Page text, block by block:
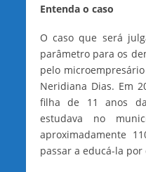
Entenda o caso
O caso que será
parâmetro para os
pelo
Neridiana Dias. Em
filha de 11 anos
estudava no
aproximadamente
passar a educá-la